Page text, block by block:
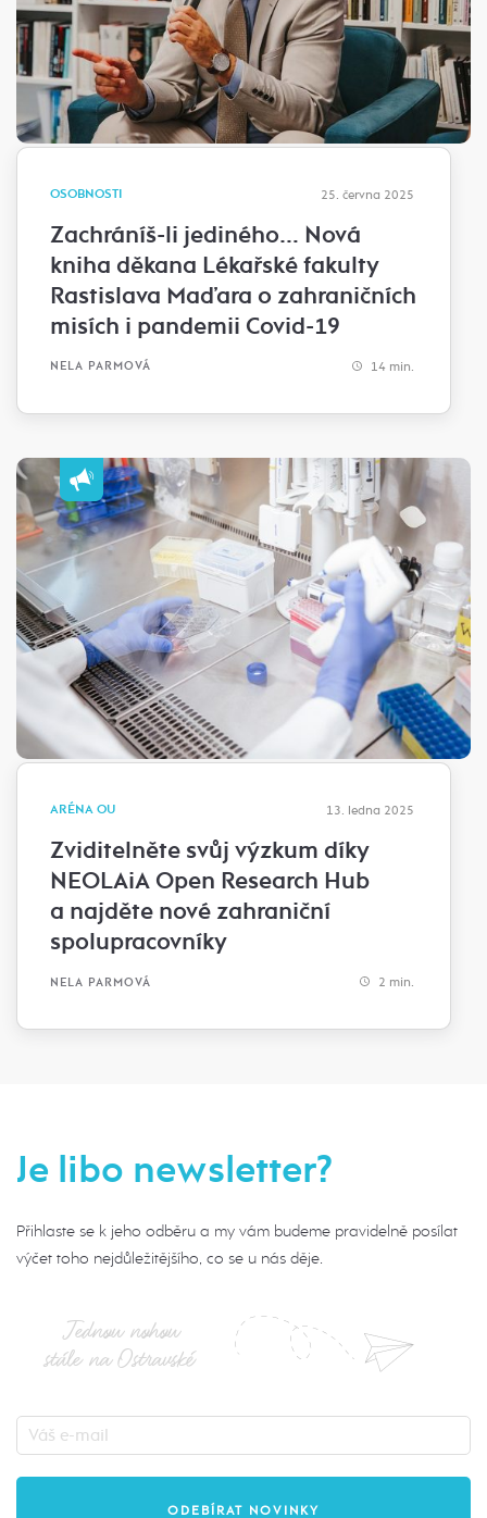
OSOBNOSTI 25. června 2025
Zachráníš-li jediného… Nová
kniha děkana Lékařské fakulty
Rastislava Maďara o zahraničních
misích i pandemii Covid-19
NELA PARMOVÁ 14 min.
ARÉNA OU 13. ledna 2025
Zviditelněte svůj výzkum díky
NEOLAiA Open Research Hub
a najděte nové zahraniční
spolupracovníky
NELA PARMOVÁ 2 min.
Je libo newsletter?
Přihlaste se k jeho odběru a my vám budeme pravidelně posílat
výčet toho nejdůležitějšího, co se u nás děje.
Jednou nohou
stále na Ostravské